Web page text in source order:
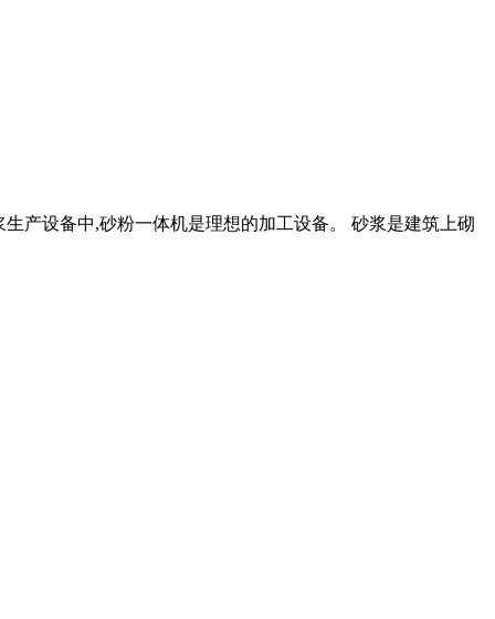
产设备中,砂粉一体机是理想的加工设备。 砂浆是建筑上砌